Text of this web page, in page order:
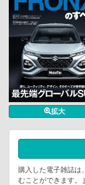
拡大
購入した電子雑誌は
むことができます。